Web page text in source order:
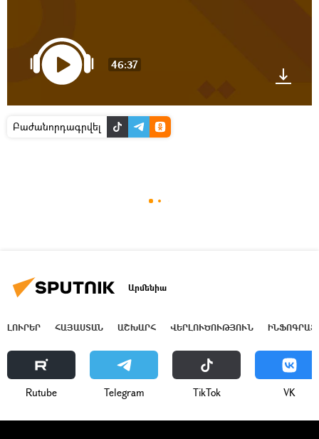
46:37
Բաժանորդագրվել
Արմենիա
ԼՈՒՐԵՐ ՀԱՅԱՍՏԱՆ ԱՇԽԱՐՀ ՎԵՐԼՈՒԾՈՒԹՅՈՒՆ
Rutube Telegram ТikТоk VK